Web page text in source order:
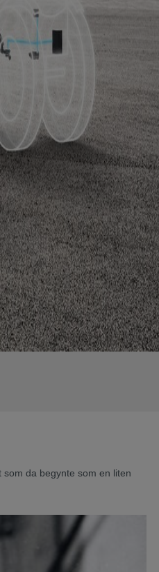
da begynte som en liten